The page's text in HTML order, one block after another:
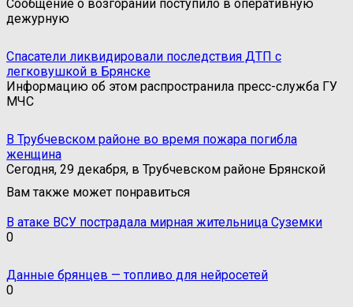
Сообщение о возгорании поступило в оперативную
дежурную
Спасатели ликвидировали последствия ДТП с
легковушкой в Брянске
Информацию об этом распространила пресс-служба ГУ
МЧС
В Трубчевском районе во время пожара погибла
женщина
Сегодня, 29 декабря, в Трубчевском районе Брянской
Вам также может понравиться
В атаке ВСУ пострадала мирная жительница Суземки
0
Данные брянцев — топливо для нейросетей
0